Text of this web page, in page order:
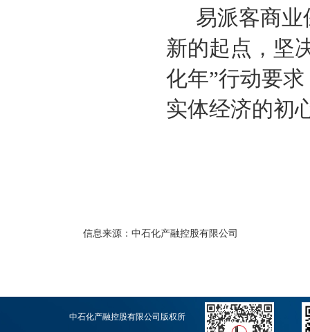
易派客商
新的起点，坚
化年”行动要
实体经济的初
信息来源： 中石化产融控股有限公司
中石化产融控股有限公司版权所